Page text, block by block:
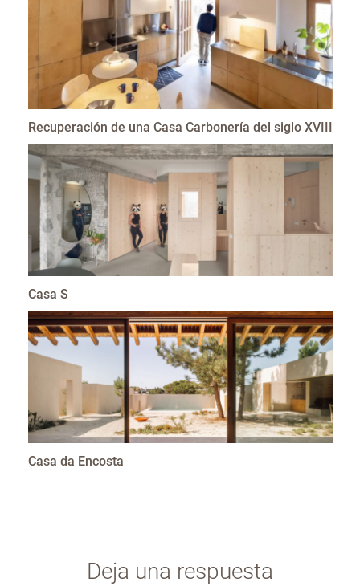
Recuperación de una Casa Carbonería del siglo XVIII
Casa S
Casa da Encosta
Deja una respuesta